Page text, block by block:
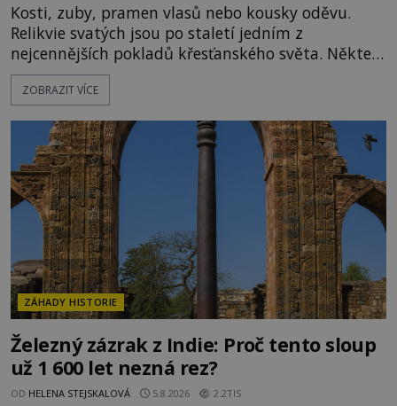
Kosti, zuby, pramen vlasů nebo kousky oděvu.
Relikvie svatých jsou po staletí jedním z
nejcennějších pokladů křesťanského světa. Některé
mají pečlivě doloženou historii, jiné provází
záhady, krádeže i nečekané objevy. Jejich osudy
o skutečné historické události. Ve středověké
Evropě mají relikvie mimořádnou hodnotu. Nejsou
jen předmětem úcty
ZOBRAZIT VÍCE
ZÁHADY HISTORIE
Železný zázrak z Indie: Proč tento sloup
už 1 600 let nezná rez?
OD HELENA STEJSKALOVÁ 5.8.2026 2.2TIS